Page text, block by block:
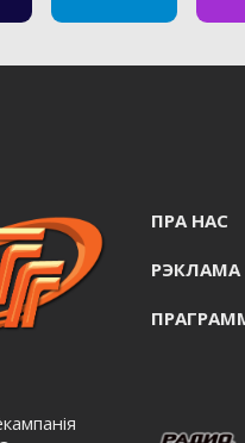
ПРА НАС
РЭКЛАМА